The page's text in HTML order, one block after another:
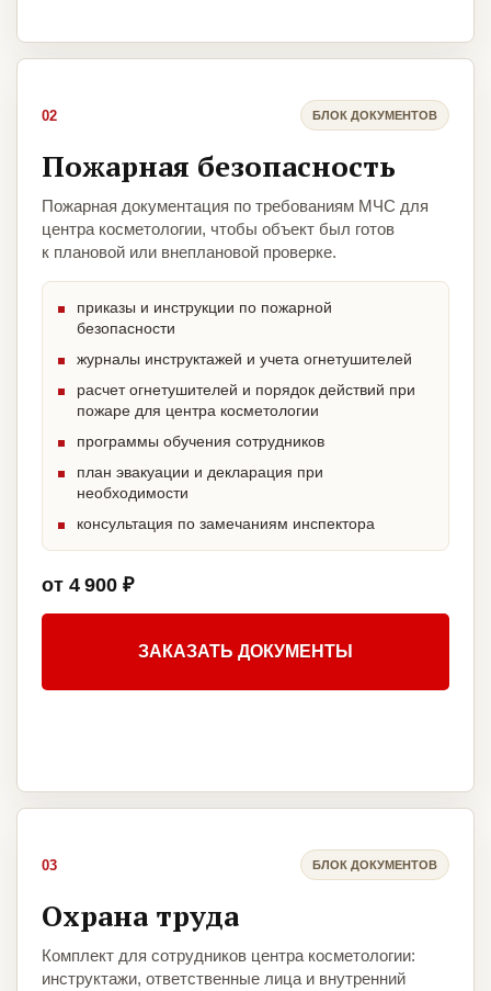
02 БЛОК ДОКУМЕНТОВ
Пожарная безопасность
Пожарная документация по требованиям МЧС для
центра косметологии, чтобы объект был готов
к плановой или внеплановой проверке.
приказы и инструкции по пожарной
безопасности
журналы инструктажей и учета огнетушителей
расчет огнетушителей и порядок действий при
пожаре для центра косметологии
программы обучения сотрудников
план эвакуации и декларация при
необходимости
консультация по замечаниям инспектора
от 4 900 ₽
ЗАКАЗАТЬ ДОКУМЕНТЫ
03 БЛОК ДОКУМЕНТОВ
Охрана труда
Комплект для сотрудников центра косметологии:
инструктажи, ответственные лица и внутренний